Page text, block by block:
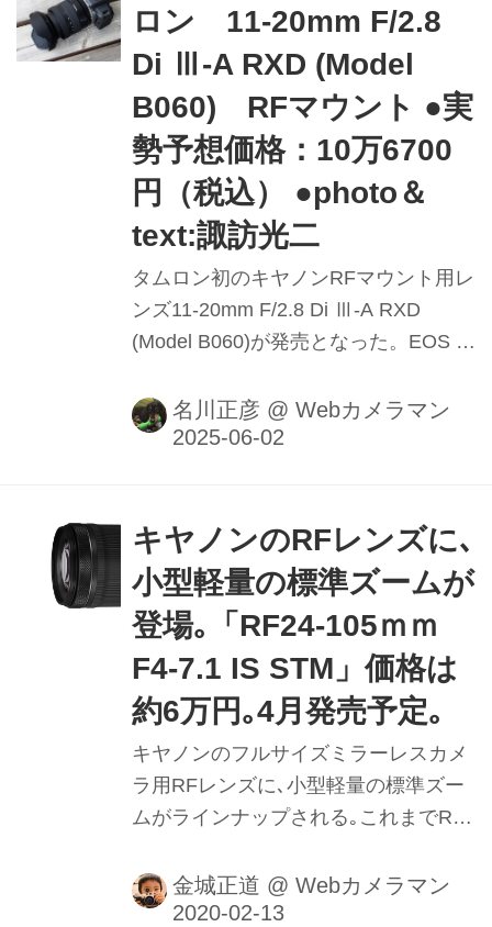
ロン 11-20mm F/2.8
Di Ⅲ-A RXD (Model
B060) RFマウント ●実
勢予想価格：10万6700
円（税込） ●photo＆
text:諏訪光二
タムロン初のキヤノンRFマウント用レ
ンズ11-20mm F/2.8 Di Ⅲ-A RXD
(Model B060)が発売となった。EOS R
17.6-32mm相当で、F2.8通しの大口径
広角ズームとなる。CP+2025でもお披
イセンスの元で設計されており、安心
して使えるのがうれしい。
名川正彦 @ Webカメラマン
キヤノンのRFレンズに､
小型軽量の標準ズームが
登場｡「RF24-105ｍｍ
F4-7.1 IS STM」価格は
約6万円｡4月発売予定｡
キヤノンのフルサイズミラーレスカメ
ラ用RFレンズに､小型軽量の標準ズー
ムがラインナップされる｡これまでRF
重量級の「L」レンズがほとんどだっ
た｡他の選択肢は24-240mm高倍率､35
金城正道 @ Webカメラマン